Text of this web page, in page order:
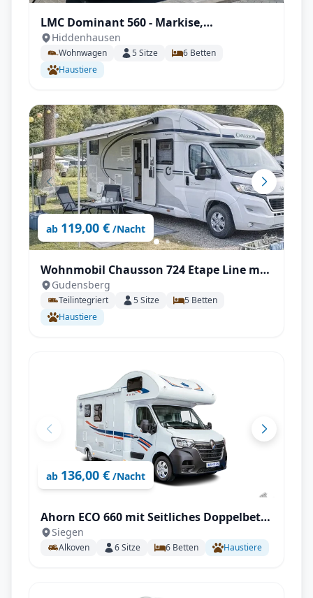
LMC Dominant 560 - Markise,
Klimaanlage, Kühlschrank, Mover uvm.
Hiddenhausen
Wohnwagen 5Sitze 6 Betten
Haustiere
ab 119,00 € /Nacht
Wohnmobil Chausson 724 Etape Line mit
Klimaanlage, SAT & TV uvm.
Gudensberg
Teilintegriert 5Sitze 5 Betten
Haustiere
ab 136,00 € /Nacht
Ahorn ECO 660 mit Seitliches Doppelbett
längs (SB)
Siegen
Alkoven 6Sitze 6 Betten Haustiere